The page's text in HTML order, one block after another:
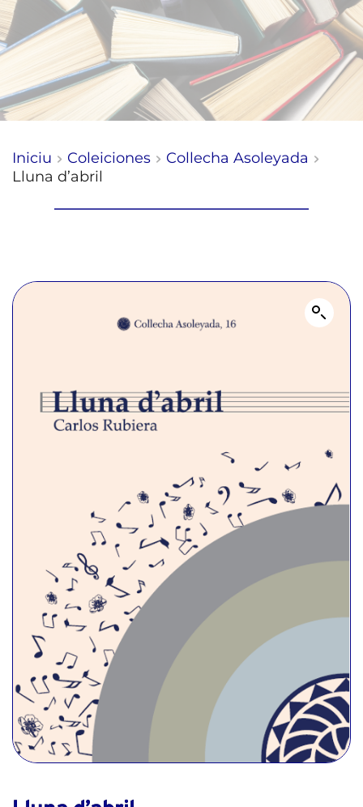
Iniciu Coleiciones
Collecha Asoleyada
Lluna d’abril